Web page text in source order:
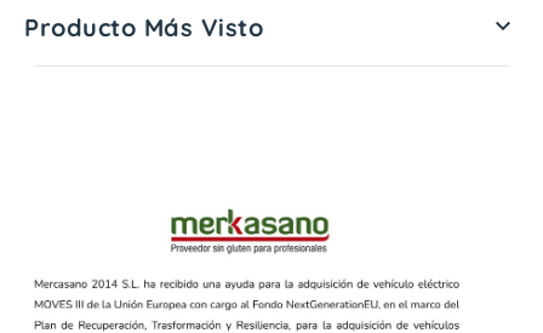
Producto Más Visto 